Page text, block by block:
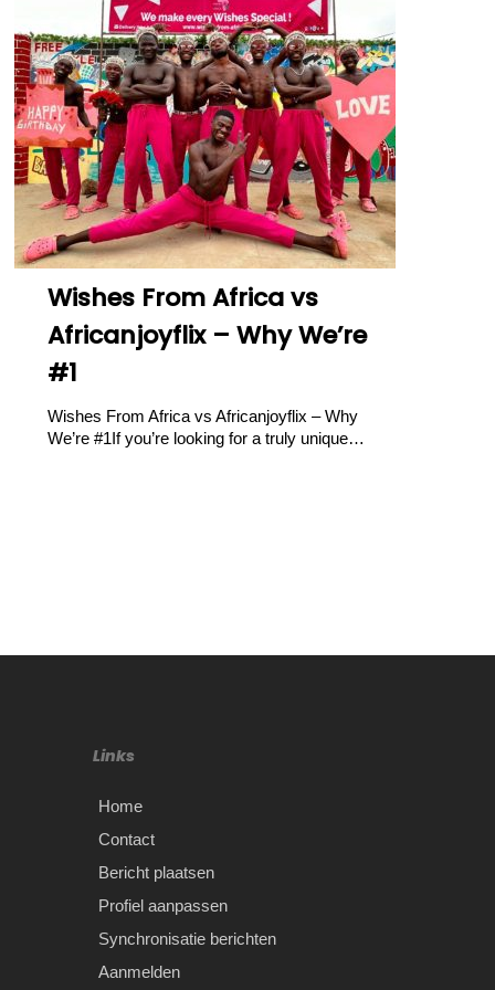
Wishes From Africa vs
Africanjoyflix – Why We’re
#1
Wishes From Africa vs Africanjoyflix – Why
We’re #1If you’re looking for a truly unique…
Links
Home
Contact
Bericht plaatsen
Profiel aanpassen
Synchronisatie berichten
Aanmelden